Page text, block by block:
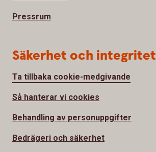
Pressrum
Säkerhet och integritet
Ta tillbaka cookie-medgivande
Så hanterar vi cookies
Behandling av personuppgifter
Bedrägeri och säkerhet